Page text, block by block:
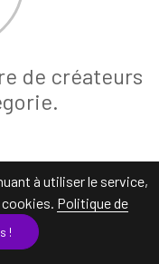
à utiliser le service,
Politique de
!
de créateurs